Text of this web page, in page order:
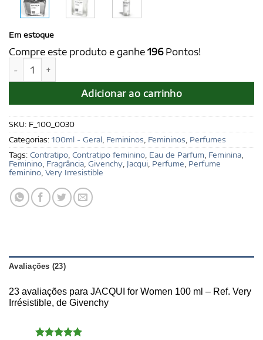
Em estoque
Compre este produto e ganhe 196Pontos!
Adicionar ao carrinho
SKU: F_100_0030
Categorias: 100ml - Geral, Femininos, Femininos, Perfumes
Tags: Contratipo, Contratipo feminino, Eau de Parfum, Feminina,
Feminino, Fragrância, Givenchy, Jacqui, Perfume, Perfume
feminino, Very Irresistible
Avaliações (23)
23 avaliações para JACQUI for Women 100 ml – Ref. Very
Irrésistible, de Givenchy